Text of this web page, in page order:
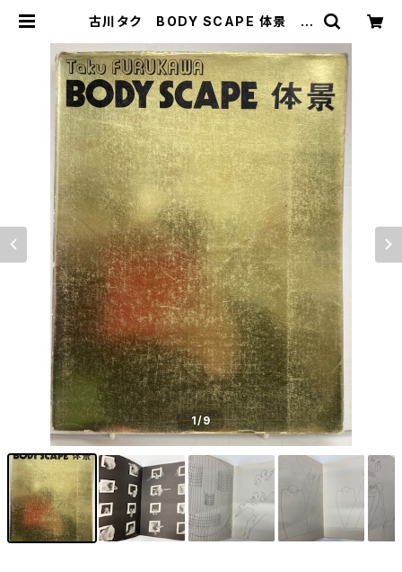
古川タク BODY SCAPE 体景 サ
版） | トムズボックス
1/9